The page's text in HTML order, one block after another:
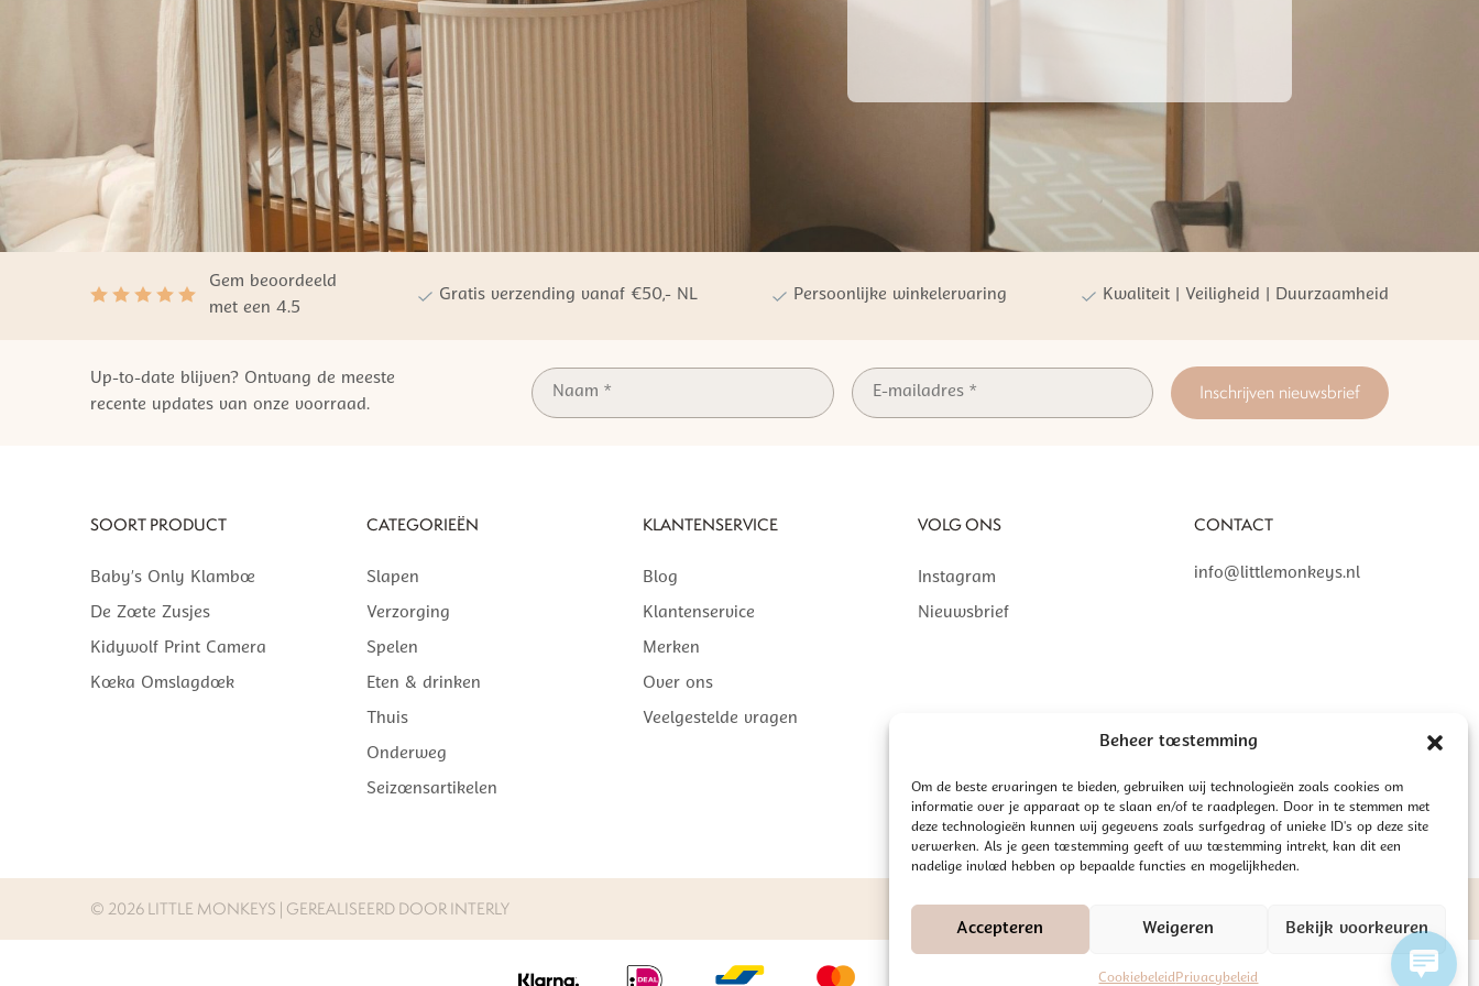
Beheer toestemming
Om de beste ervaringen te bieden, gebruiken wij technologieën zoals cookies om
informatie over je apparaat op te slaan en/of te raadplegen. Door in te stemmen met
deze technologieën kunnen wij gegevens zoals surfgedrag of unieke ID's op deze site
verwerken. Als je geen toestemming geeft of uw toestemming intrekt, kan dit een
nadelige invloed hebben op bepaalde functies en mogelijkheden.
Accepteren Weigeren Bekijk voorkeuren
Cookiebeleid Privacybeleid
Gem beoordeeld
met een 4.5
Gratis verzending vanaf €50,- NL Persoonlijke winkelervaring Kwaliteit | Veiligheid | Duurzaamheid
Up-to-date blijven? Ontvang de meeste
recente updates van onze voorraad.
Inschrijven nieuwsbrief
SOORT PRODUCT
Baby’s Only Klamboe
De Zoete Zusjes
Kidywolf Print Camera
Koeka Omslagdoek
CATEGORIEËN
Slapen
Verzorging
Spelen
Eten & drinken
Thuis
Onderweg
Seizoensartikelen
KLANTENSERVICE
Blog
Klantenservice
Merken
Over ons
Veelgestelde vragen
VOLG ONS
Instagram
Nieuwsbrief
CONTACT
info@littlemonkeys.nl
© 2026 LITTLE MONKEYS | GEREALISEERD DOOR INTERLY ALGEMENE VOORWAARDEN